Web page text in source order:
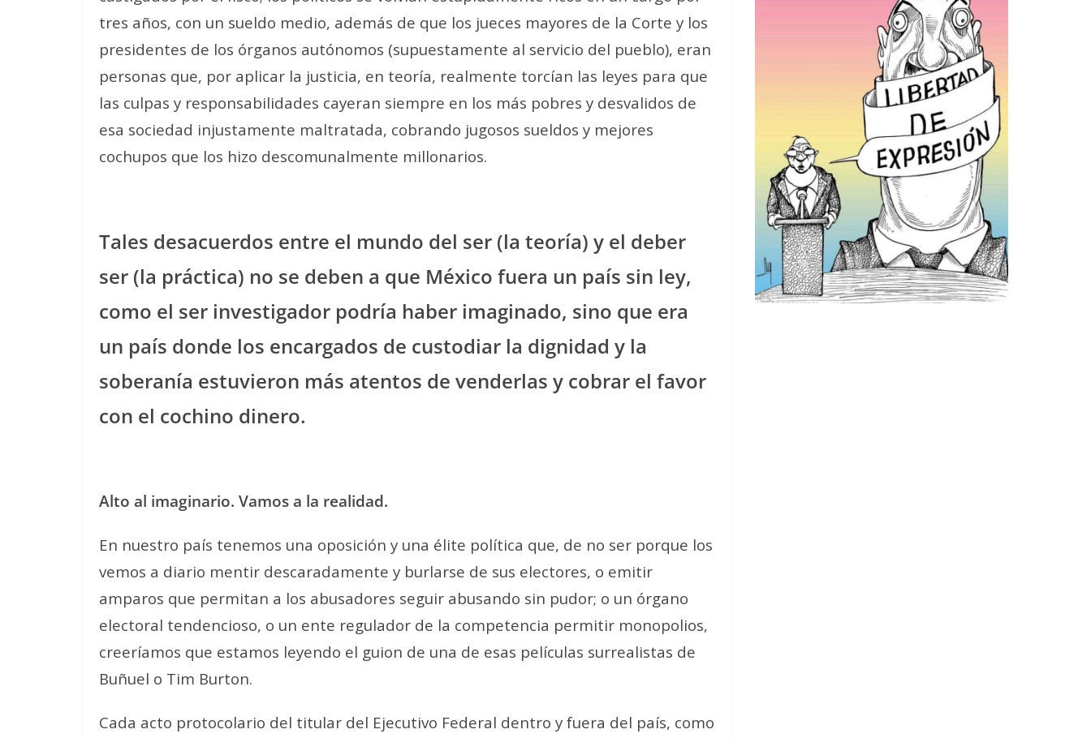
tres años, con un sueldo medio, además de que los jueces mayores de la Corte y los
presidentes de los órganos autónomos (supuestamente al servicio del pueblo), eran
personas que, por aplicar la justicia, en teoría, realmente torcían las leyes para que
las culpas y responsabilidades cayeran siempre en los más pobres y desvalidos de
esa sociedad injustamente maltratada, cobrando jugosos sueldos y mejores
cochupos que los hizo descomunalmente millonarios.
Tales desacuerdos entre el mundo del ser (la teoría) y el deber
ser (la práctica) no se deben a que México fuera un país sin ley,
como el ser investigador podría haber imaginado, sino que era
un país donde los encargados de custodiar la dignidad y la
soberanía estuvieron más atentos de venderlas y cobrar el favor
con el cochino dinero.
Alto al imaginario. Vamos a la realidad.
En nuestro país tenemos una oposición y una élite política que, de no ser porque los
vemos a diario mentir descaradamente y burlarse de sus electores, o emitir
amparos que permitan a los abusadores seguir abusando sin pudor; o un órgano
electoral tendencioso, o un ente regulador de la competencia permitir monopolios,
creeríamos que estamos leyendo el guion de una de esas películas surrealistas de
Buñuel o Tim Burton.
Cada acto protocolario del titular del Ejecutivo Federal dentro y fuera del país, como